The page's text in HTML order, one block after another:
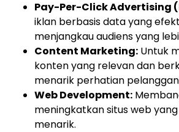
Pay-Per-Click Advertising
iklan berbasis data yang
menjangkau audiens yang
Content Marketing: Untuk
konten yang relevan dan
menarik perhatian
Web Development:
meningkatkan situs web
menarik.